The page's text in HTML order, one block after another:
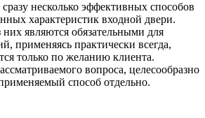
несколько эффективных способов
характеристик входной двери.
являются обязательными для
применяясь практически всегда,
только по желанию клиента.
вопроса, целесообразно
способ отдельно.